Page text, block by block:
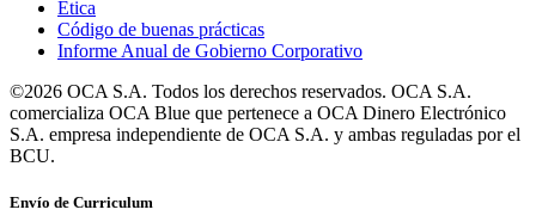
Ética
Código de buenas prácticas
Informe Anual de Gobierno Corporativo
©2026 OCA S.A. Todos los derechos reservados. OCA S.A.
comercializa OCA Blue que pertenece a OCA Dinero Electrónico
S.A. empresa independiente de OCA S.A. y ambas reguladas por el
BCU.
Envío de Curriculum